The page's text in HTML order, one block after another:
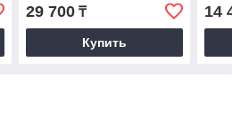
29 700₸
Купить
14